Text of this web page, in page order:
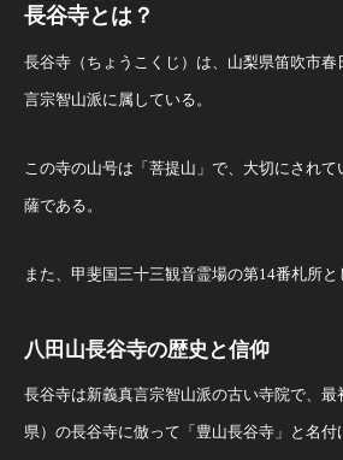
長谷寺とは？
長谷寺（ちょうこくじ）は、山梨県笛吹市
言宗智山派に属している。
この寺の山号は「菩提山」で、大切にされ
薩である。
また、甲斐国三十三観音霊場の第14番札所と
八田山長谷寺の歴史と信仰
長谷寺は新義真言宗智山派の古い寺院で、最
県）の長谷寺に倣って「豊山長谷寺」と名付